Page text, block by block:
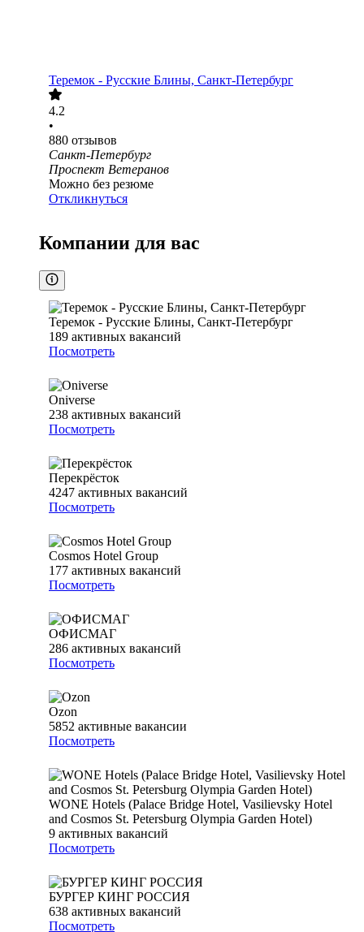
Теремок - Русские Блины, Санкт-Петербург
4.2
•
880 отзывов
Санкт-Петербург
Проспект Ветеранов
Можно без резюме
Откликнуться
Компании для вас
Теремок - Русские Блины, Санкт-Петербург
189 активных вакансий
Посмотреть
Oniverse
238 активных вакансий
Посмотреть
Перекрёсток
4247 активных вакансий
Посмотреть
Cosmos Hotel Group
177 активных вакансий
Посмотреть
ОФИСМАГ
286 активных вакансий
Посмотреть
Ozon
5852 активные вакансии
Посмотреть
WONE Hotels (Palace Bridge Hotel, Vasilievsky Hotel
and Cosmos St. Petersburg Olympia Garden Hotel)
9 активных вакансий
Посмотреть
БУРГЕР КИНГ РОССИЯ
638 активных вакансий
Посмотреть